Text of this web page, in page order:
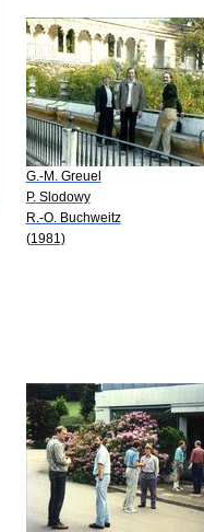
G.-M. Greuel
P. Slodowy
R.-O. Buchweitz
(1981)